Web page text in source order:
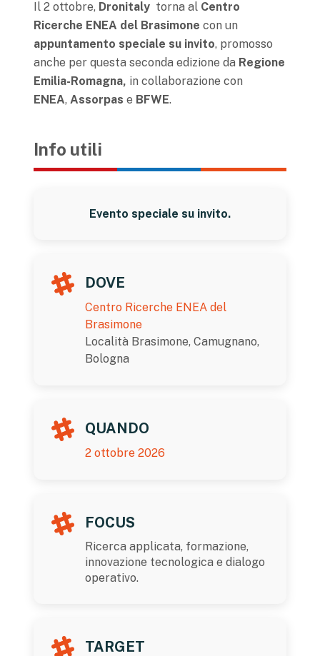
Il 2 ottobre, Dronitaly torna al Centro
Ricerche ENEA del Brasimone con un
appuntamento speciale su invito, promosso
anche per questa seconda edizione da Regione
Emilia-Romagna, in collaborazione con
ENEA, Assorpas e BFWE.
Info utili
Evento speciale su invito.
DOVE
Centro Ricerche ENEA del
Brasimone
Località Brasimone, Camugnano,
Bologna
QUANDO
2 ottobre 2026
FOCUS
Ricerca applicata, formazione,
innovazione tecnologica e dialogo
operativo.
TARGET